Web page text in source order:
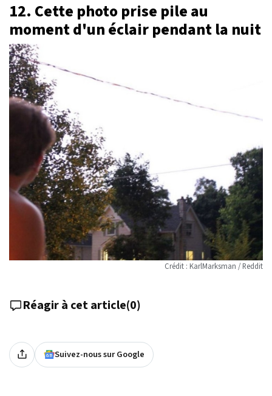
12. Cette photo prise pile au
moment d'un éclair pendant la nuit
Crédit : KarlMarksman / Reddit
Réagir à cet article(0)
Suivez-nous sur Google